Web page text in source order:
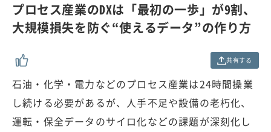
プロセス産業のDXは「最初の一歩」が9割、
大規模損失を防ぐ“使えるデータ”の作り方
共有する
石油・化学・電力などのプロセス産業は24時間操業
し続ける必要があるが、人手不足や設備の老朽化、
運転・保全データのサイロ化などの課題が深刻化し